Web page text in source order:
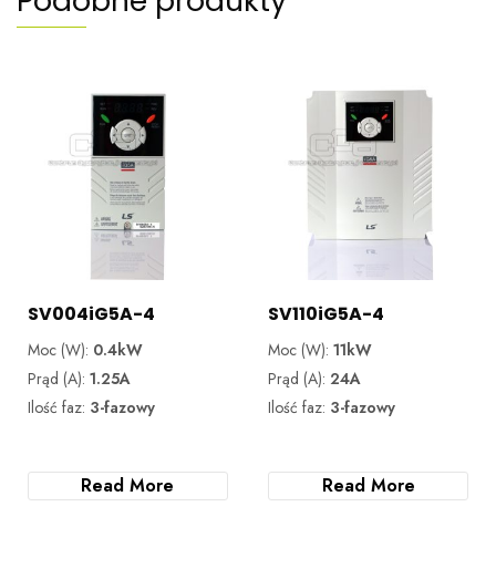
SV004iG5A-4
Moc (W): 0.4kW
Prąd (A): 1.25A
Ilość faz: 3-fazowy
Read More
SV110iG5A-4
Moc (W):11kW
Prąd (A): 24A
Ilość faz: 3-fazowy
Read More